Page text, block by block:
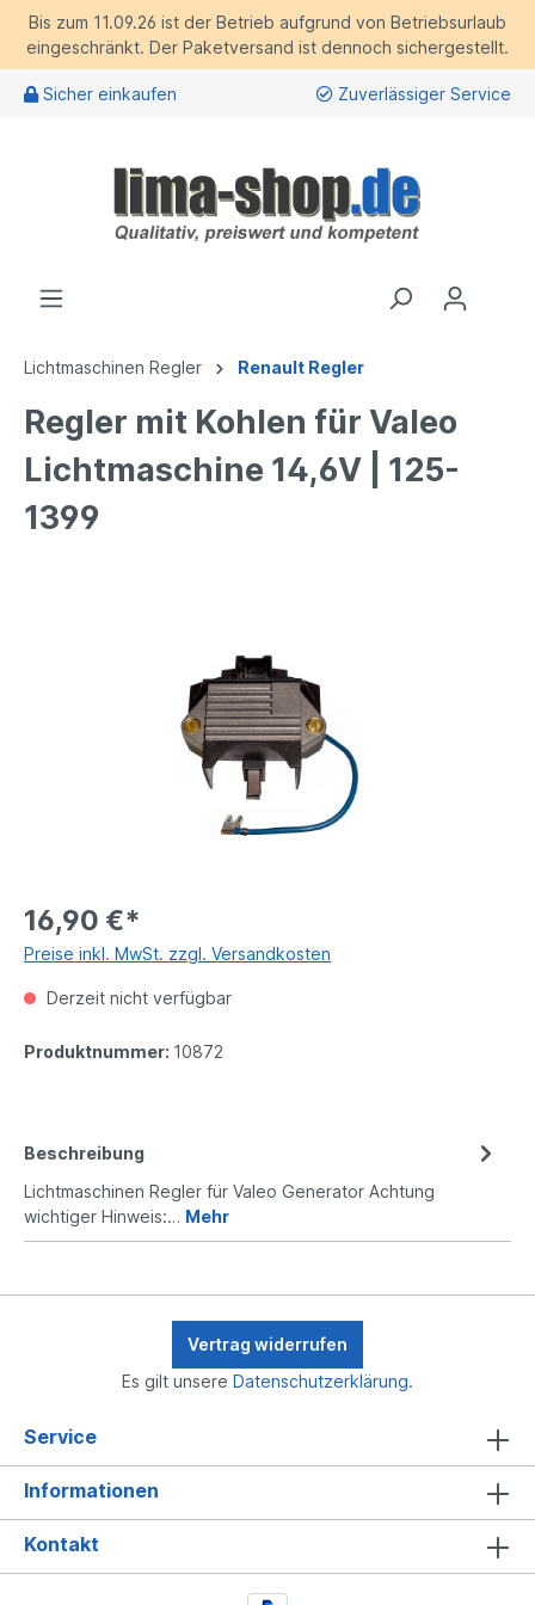
Bis zum 11.09.26 ist der Betrieb aufgrund von Betriebsurlaub
eingeschränkt. Der Paketversand ist dennoch sichergestellt.
Sicher einkaufen Zuverlässiger Service
Lichtmaschinen Regler Renault Regler
Regler mit Kohlen für Valeo
Lichtmaschine 14,6V | 125-
1399
16,90 €*
Preise inkl. MwSt. zzgl. Versandkosten
Derzeit nicht verfügbar
Produktnummer: 10872
Beschreibung
Lichtmaschinen Regler für Valeo Generator Achtung
wichtiger Hinweis:… Mehr
Vertrag widerrufen
Es gilt unsere Datenschutzerklärung.
Service
Informationen
Kontakt